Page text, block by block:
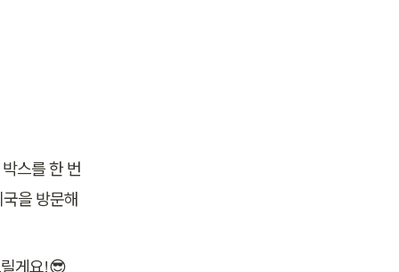
스를 한 번
을 방문해
게요!😎